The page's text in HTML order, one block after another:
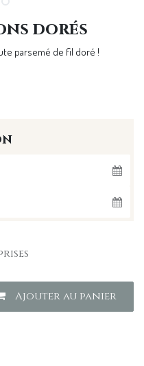
dorés
parsemé de fil doré !
Ajouter au panier